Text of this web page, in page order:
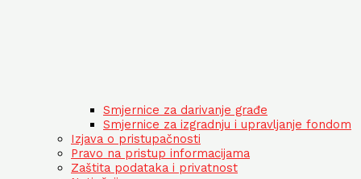
Smjernice za darivanje građe
Smjernice za izgradnju i upravljanje fondom
Izjava o pristupačnosti
Pravo na pristup informacijama
Zaštita podataka i privatnost